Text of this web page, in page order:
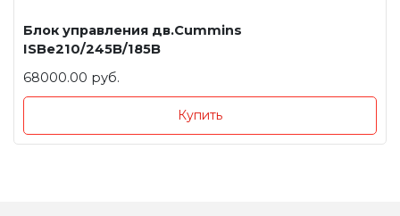
Блок управления дв.Cummins
ISBe210/245B/185B
68000.00 руб.
Купить